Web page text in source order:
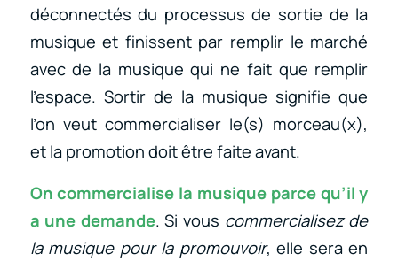
déconnectés du processus de sortie de la
musique et finissent par remplir le marché
avec de la musique qui ne fait que remplir
l’espace. Sortir de la musique signifie que
l’on veut commercialiser le(s) morceau(x),
et la promotion doit être faite avant.
On commercialise la musique parce qu’il y
a une demande. Si vous commercialisez de
la musique pour la promouvoir, elle sera en